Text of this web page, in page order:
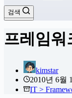
검색
검색
프레임워
kimstar
2010년 6월
IT >